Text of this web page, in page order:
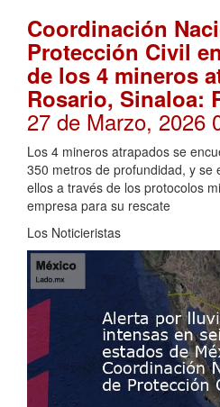
Coordinación
Protección Civil
de los 4 mineros
Rosario, Sinaloa:
27 de Marzo, 2026
Los 4 mineros atrapados se
350 metros de profundidad, y se
ellos a través de los protocolos
empresa para su rescate
Los Noticieristas